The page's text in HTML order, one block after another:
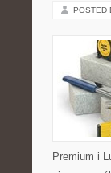
POSTED
Premium i